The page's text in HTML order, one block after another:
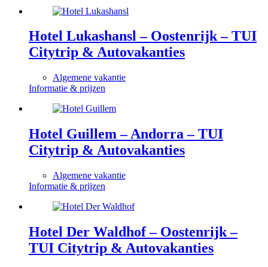
Hotel Lukashansl – Oostenrijk – TUI
Citytrip & Autovakanties
Algemene vakantie
Informatie & prijzen
Hotel Guillem – Andorra – TUI
Citytrip & Autovakanties
Algemene vakantie
Informatie & prijzen
Hotel Der Waldhof – Oostenrijk –
TUI Citytrip & Autovakanties